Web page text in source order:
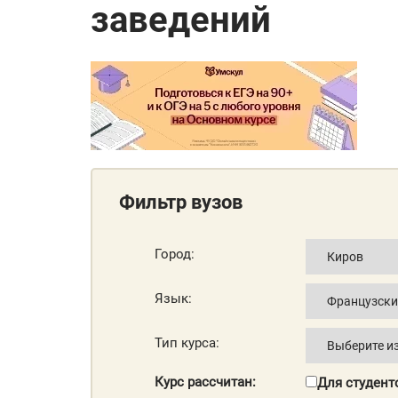
заведений
Фильтр вузов
Город:
Язык:
Тип курса:
Курс рассчитан:
Для